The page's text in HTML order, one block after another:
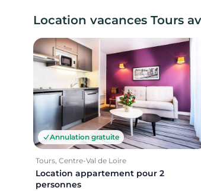
Location vacances Tours
Annulation gratuite
Tours, Centre-Val de Loire
Location appartement pour 2
personnes